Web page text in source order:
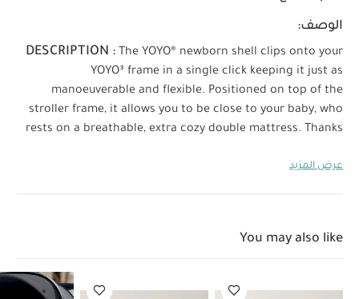
الوصف:
DESCRIPTION : The YOYO® newborn shell clips onto your
YOYO³ frame in a single click keeping it just as
manoeuverable and flexible. Positioned on top of the
stroller frame, it allows you to be close to your baby, who
rests on a breathable, extra cozy double mattress. Thanks
set it on the floor and clip it to the stroller frame whenever
onto the YOYO³ frame and can be carried by hand
Ultra-
storage
Ultra-lightweight (3kg/6.7lbs)
عرض المزيد
You may also like